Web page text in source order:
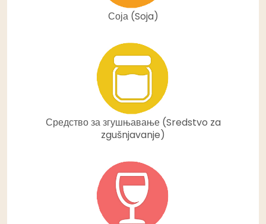
Соја (Soja)
Средство за згушњавање (Sredstvo za
zgušnjavanje)